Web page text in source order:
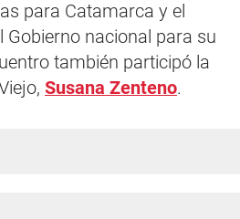
para Catamarca y el
Gobierno nacional para su
también participó la
Susana Zenteno.